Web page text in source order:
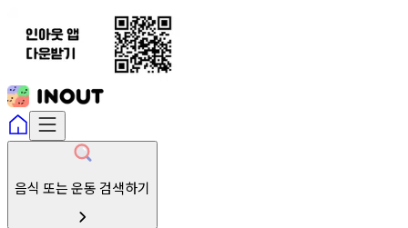
음식 또는 운동 검색하기